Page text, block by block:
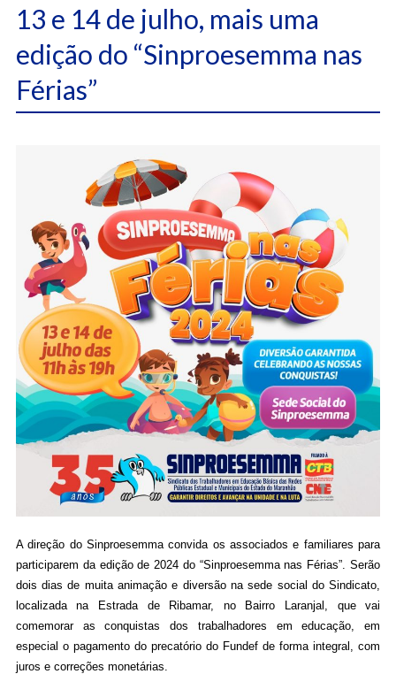
13 e 14 de julho, mais uma
edição do “Sinproesemma nas
Férias”
A direção do Sinproesemma convida os associados e familiares para
participarem da edição de 2024 do “Sinproesemma nas Férias”. Serão
dois dias de muita animação e diversão na sede social do Sindicato,
localizada na Estrada de Ribamar, no Bairro Laranjal, que vai
comemorar as conquistas dos trabalhadores em educação, em
especial o pagamento do precatório do Fundef de forma integral, com
juros e correções monetárias.